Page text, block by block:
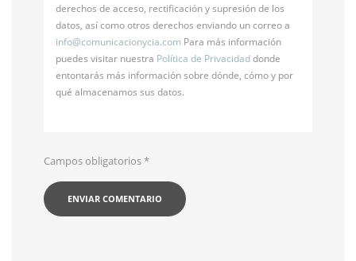
derechos de acceso, rectificación y supresión de los
datos, así como otros derechos enviando un correo a
info@comunicacionycia.com Para más información
puedes visitar nuestra Política de Privacidaddonde
entontarás más información sobre dónde, cómo y por
qué almacenamos sus datos.
Campos obligatorios*